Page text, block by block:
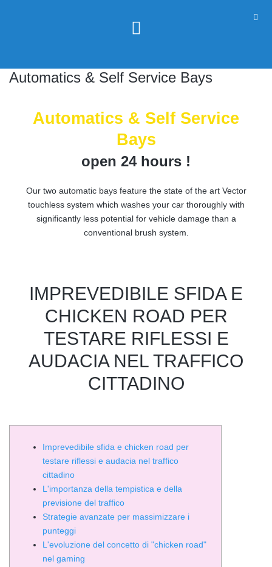
Automatics & Self Service Bays
Automatics & Self Service
Bays
open 24 hours !
Our two automatic bays feature the state of the art Vector
touchless system which washes your car thoroughly with
significantly less potential for vehicle damage than a
conventional brush system.
IMPREVEDIBILE SFIDA E
CHICKEN ROAD PER
TESTARE RIFLESSI E
AUDACIA NEL TRAFFICO
CITTADINO
Imprevedibile sfida e chicken road per
testare riflessi e audacia nel traffico
cittadino
L'importanza della tempistica e della
previsione del traffico
Strategie avanzate per massimizzare i
punteggi
L'evoluzione del concetto di "chicken road"
nel gaming